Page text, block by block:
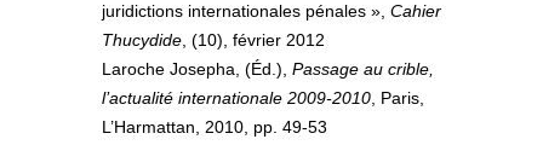
juridictions internationales pénales », Cahier
Thucydide, (10), février 2012
Laroche Josepha, (Éd.), Passage au crible,
l’actualité internationale 2009-2010, Paris,
L’Harmattan, 2010, pp. 49-53